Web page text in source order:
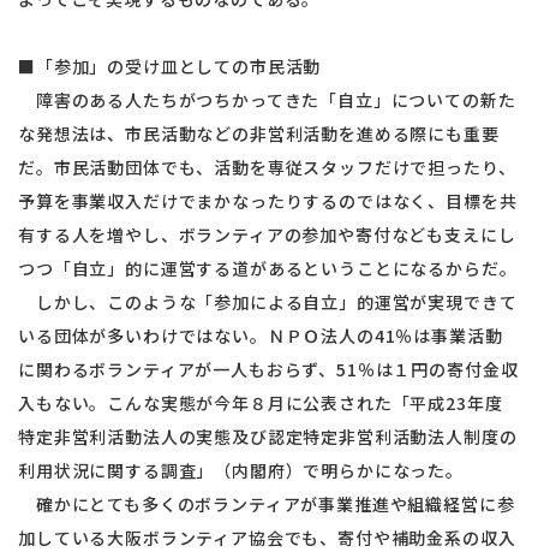
■「参加」の受け皿としての市民活動
障害のある人たちがつちかってきた「自立」についての新た
な発想法は、市民活動などの非営利活動を進める際にも重要
だ。市民活動団体でも、活動を専従スタッフだけで担ったり、
予算を事業収入だけでまかなったりするのではなく、目標を共
有する人を増やし、ボランティアの参加や寄付なども支えにし
つつ「自立」的に運営する道があるということになるからだ。
しかし、このような「参加による自立」的運営が実現できて
いる団体が多いわけではない。ＮＰＯ法人の41％は事業活動
に関わるボランティアが一人もおらず、51％は１円の寄付金収
入もない。こんな実態が今年８月に公表された「平成23年度
特定非営利活動法人の実態及び認定特定非営利活動法人制度の
利用状況に関する調査」（内閣府）で明らかになった。
確かにとても多くのボランティアが事業推進や組織経営に参
加している大阪ボランティア協会でも、寄付や補助金系の収入